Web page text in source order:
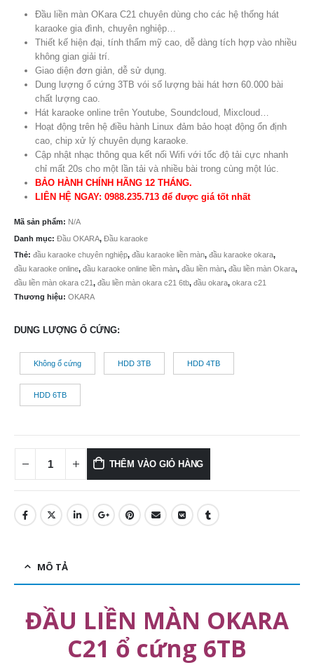
Đầu liền màn OKara C21 chuyên dùng cho các hệ thống hát
karaoke gia đình, chuyên nghiệp…
Thiết kế hiện đại, tính thẩm mỹ cao, dễ dàng tích hợp vào nhiều
không gian giải trí.
Giao diện đơn giản, dễ sử dụng.
Dung lượng ổ cứng 3TB vói số lượng bài hát hơn 60.000 bài
chất lượng cao.
Hát karaoke online trên Youtube, Soundcloud, Mixcloud…
Hoạt động trên hệ điều hành Linux đảm bảo hoạt động ổn định
cao, chip xử lý chuyên dụng karaoke.
Cập nhật nhạc thông qua kết nối Wifi với tốc độ tải cực nhanh
chỉ mất 20s cho một lần tải và nhiều bài trong cùng một lúc.
BẢO HÀNH CHÍNH HÃNG 12 THÁNG.
LIÊN HỆ NGAY: 0988.235.713 để được giá tốt nhất
Mã sản phẩm: N/A
Danh mục: Đầu OKARA, Đầu karaoke
Thẻ: đầu karaoke chuyên nghiệp, đầu karaoke liền màn, đầu karaoke okara,
đầu karaoke online, đầu karaoke online liền màn, đầu liền màn, đầu liền màn Okara,
đầu liền màn okara c21, đầu liền màn okara c21 6tb, đầu okara, okara c21
Thương hiệu: OKARA
DUNG LƯỢNG Ổ CỨNG
Không ổ cứng HDD 3TB HDD 4TB
HDD 6TB
THÊM VÀO GIỎ HÀNG
MÔ TẢ
ĐẦU LIỀN MÀN OKARA
C21 ổ cứng 6TB